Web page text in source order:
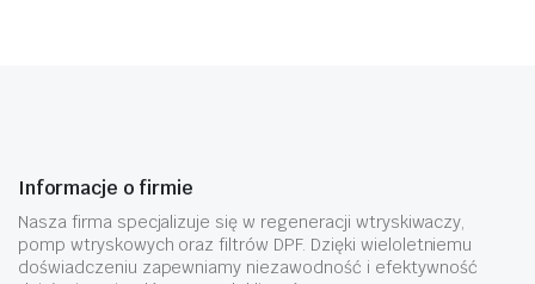
Informacje o firmie
Nasza firma specjalizuje się w regeneracji wtryskiwaczy,
pomp wtryskowych oraz filtrów DPF. Dzięki wieloletniemu
doświadczeniu zapewniamy niezawodność i efektywność